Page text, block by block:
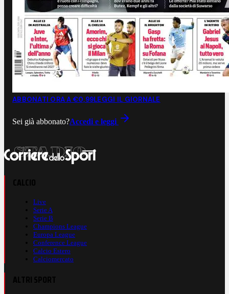
ABBONATI ORA A €0,99LEGGI IL GIORNALE
Sei già abbonato?Accedi e leggi
Live
Serie A
Serie B
Champions League
Europa League
Conference League
Calcio Estero
Calciomercato